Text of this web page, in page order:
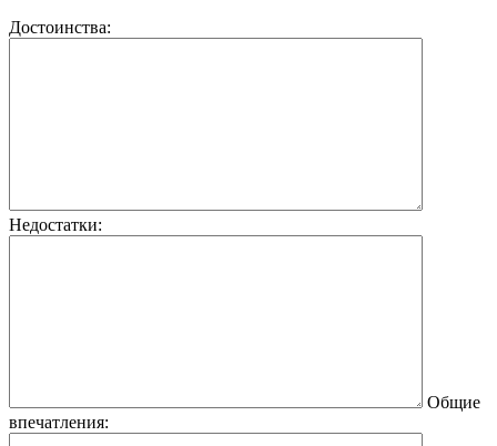
Достоинства:
Недостатки:
Общие
впечатления: